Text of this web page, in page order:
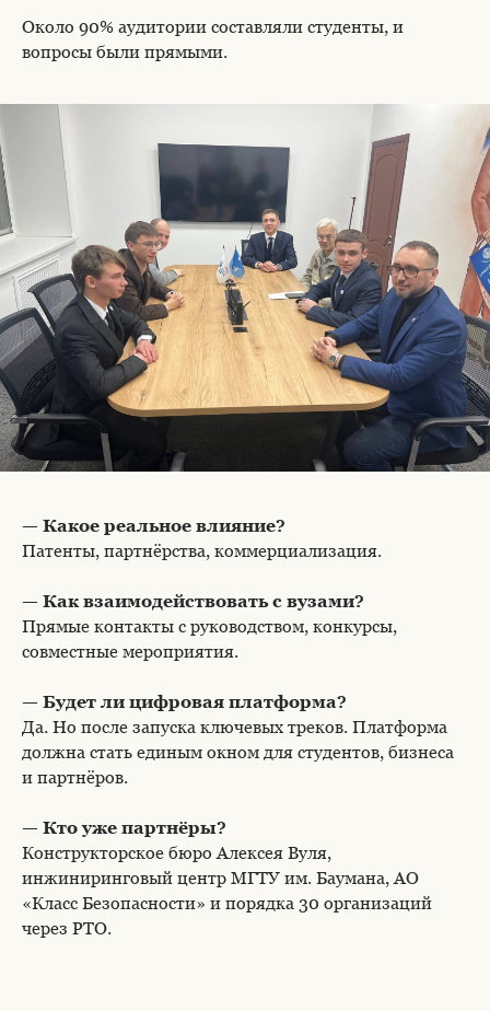
Около 90% аудитории составляли студенты, и
вопросы были прямыми.
— Какое реальное влияние?
Патенты, партнёрства, коммерциализация.
— Как взаимодействовать с вузами?
Прямые контакты с руководством, конкурсы,
совместные мероприятия.
— Будет ли цифровая платформа?
Да. Но после запуска ключевых треков. Платформа
должна стать единым окном для студентов, бизнеса
и партнёров.
— Кто уже партнёры?
Конструкторское бюро Алексея Вуля,
инжиниринговый центр МГТУ им. Баумана, АО
«Класс Безопасности» и порядка 30 организаций
через РТО.